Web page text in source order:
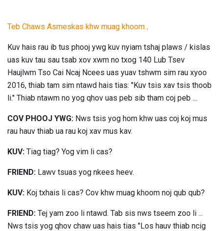
Teb Chaws Asmeskas khw muag khoom .
Kuv hais rau ib tus phooj ywg kuv nyiam tshaj plaws / kislas
uas kuv tau sau tsab xov xwm no txog 140 Lub Tsev
Haujlwm Tso Cai Ncaj Ncees uas yuav tshwm sim rau xyoo
2016, thiab tam sim ntawd hais tias: "Kuv tsis xav tsis thoob
li." Thiab ntawm no yog qhov uas peb sib tham coj peb ...
COV PHOOJ YWG: Nws tsis yog hom khw uas coj koj mus
rau hauv thiab ua rau koj xav mus kav.
KUV: Tiag tiag? Yog vim li cas?
FRIEND: Lawv tsuas yog nkees heev.
KUV: Koj txhais li cas? Cov khw muag khoom noj qub qub?
FRIEND: Tej yam zoo li ntawd. Tab sis nws tseem zoo li ...
Nws tsis yog qhov chaw uas hais tias "Los hauv thiab ncig